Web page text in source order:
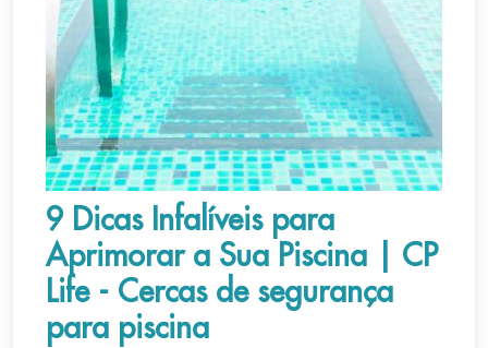
9 Dicas Infalíveis para
Aprimorar a Sua Piscina | CP
Life - Cercas de segurança
para piscina